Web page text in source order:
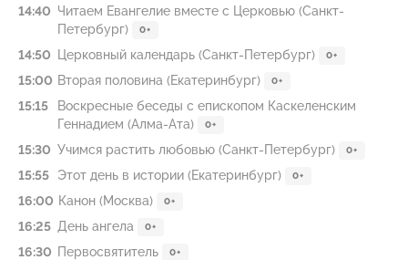
14:40 Читаем Евангелие вместе с Церковью (Санкт-
Петербург)
0+
14:50 Церковный календарь (Санкт-Петербург) 0+
15:00 Вторая половина (Екатеринбург) 0+
15:15
Воскресные беседы с епископом Каскеленским
Геннадием (Алма-Ата)
0+
15:30 Учимся растить любовью (Санкт-Петербург) 0+
15:55 Этот день в истории (Екатеринбург) 0+
16:00 Канон (Москва) 0+
16:25 День ангела 0+
16:30 Первосвятитель 0+